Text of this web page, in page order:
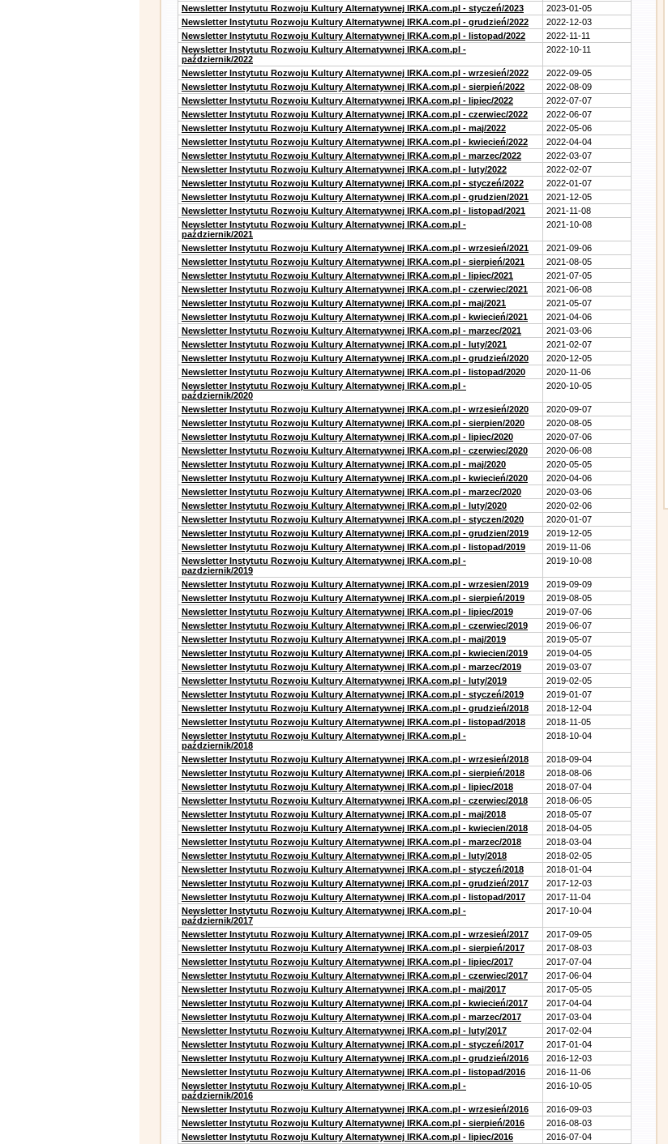
Newsletter Instytutu Rozwoju Kultury Alternatywnej IRKA.com.pl - styczeń/2023
2023-01-05
Newsletter Instytutu Rozwoju Kultury Alternatywnej IRKA.com.pl - grudzień/2022
2022-12-03
Newsletter Instytutu Rozwoju Kultury Alternatywnej IRKA.com.pl - listopad/2022
2022-11-11
Newsletter Instytutu Rozwoju Kultury Alternatywnej IRKA.com.pl -
październik/2022
2022-10-11
Newsletter Instytutu Rozwoju Kultury Alternatywnej IRKA.com.pl - wrzesień/2022
2022-09-05
Newsletter Instytutu Rozwoju Kultury Alternatywnej IRKA.com.pl - sierpień/2022
2022-08-09
Newsletter Instytutu Rozwoju Kultury Alternatywnej IRKA.com.pl - lipiec/2022
2022-07-07
Newsletter Instytutu Rozwoju Kultury Alternatywnej IRKA.com.pl - czerwiec/2022
2022-06-07
Newsletter Instytutu Rozwoju Kultury Alternatywnej IRKA.com.pl - maj/2022
2022-05-06
Newsletter Instytutu Rozwoju Kultury Alternatywnej IRKA.com.pl - kwiecień/2022
2022-04-04
Newsletter Instytutu Rozwoju Kultury Alternatywnej IRKA.com.pl - marzec/2022
2022-03-07
Newsletter Instytutu Rozwoju Kultury Alternatywnej IRKA.com.pl - luty/2022
2022-02-07
Newsletter Instytutu Rozwoju Kultury Alternatywnej IRKA.com.pl - styczeń/2022
2022-01-07
Newsletter Instytutu Rozwoju Kultury Alternatywnej IRKA.com.pl - grudzien/2021
2021-12-05
Newsletter Instytutu Rozwoju Kultury Alternatywnej IRKA.com.pl - listopad/2021
2021-11-08
Newsletter Instytutu Rozwoju Kultury Alternatywnej IRKA.com.pl -
październik/2021
2021-10-08
Newsletter Instytutu Rozwoju Kultury Alternatywnej IRKA.com.pl - wrzesień/2021
2021-09-06
Newsletter Instytutu Rozwoju Kultury Alternatywnej IRKA.com.pl - sierpień/2021
2021-08-05
Newsletter Instytutu Rozwoju Kultury Alternatywnej IRKA.com.pl - lipiec/2021
2021-07-05
Newsletter Instytutu Rozwoju Kultury Alternatywnej IRKA.com.pl - czerwiec/2021
2021-06-08
Newsletter Instytutu Rozwoju Kultury Alternatywnej IRKA.com.pl - maj/2021
2021-05-07
Newsletter Instytutu Rozwoju Kultury Alternatywnej IRKA.com.pl - kwiecień/2021
2021-04-06
Newsletter Instytutu Rozwoju Kultury Alternatywnej IRKA.com.pl - marzec/2021
2021-03-06
Newsletter Instytutu Rozwoju Kultury Alternatywnej IRKA.com.pl - luty/2021
2021-02-07
Newsletter Instytutu Rozwoju Kultury Alternatywnej IRKA.com.pl - grudzień/2020
2020-12-05
Newsletter Instytutu Rozwoju Kultury Alternatywnej IRKA.com.pl - listopad/2020
2020-11-06
Newsletter Instytutu Rozwoju Kultury Alternatywnej IRKA.com.pl -
październik/2020
2020-10-05
Newsletter Instytutu Rozwoju Kultury Alternatywnej IRKA.com.pl - wrzesień/2020
2020-09-07
Newsletter Instytutu Rozwoju Kultury Alternatywnej IRKA.com.pl - sierpien/2020
2020-08-05
Newsletter Instytutu Rozwoju Kultury Alternatywnej IRKA.com.pl - lipiec/2020
2020-07-06
Newsletter Instytutu Rozwoju Kultury Alternatywnej IRKA.com.pl - czerwiec/2020
2020-06-08
Newsletter Instytutu Rozwoju Kultury Alternatywnej IRKA.com.pl - maj/2020
2020-05-05
Newsletter Instytutu Rozwoju Kultury Alternatywnej IRKA.com.pl - kwiecień/2020
2020-04-06
Newsletter Instytutu Rozwoju Kultury Alternatywnej IRKA.com.pl - marzec/2020
2020-03-06
Newsletter Instytutu Rozwoju Kultury Alternatywnej IRKA.com.pl - luty/2020
2020-02-06
Newsletter Instytutu Rozwoju Kultury Alternatywnej IRKA.com.pl - styczen/2020
2020-01-07
Newsletter Instytutu Rozwoju Kultury Alternatywnej IRKA.com.pl - grudzien/2019
2019-12-05
Newsletter Instytutu Rozwoju Kultury Alternatywnej IRKA.com.pl - listopad/2019
2019-11-06
Newsletter Instytutu Rozwoju Kultury Alternatywnej IRKA.com.pl -
pazdziernik/2019
2019-10-08
Newsletter Instytutu Rozwoju Kultury Alternatywnej IRKA.com.pl - wrzesien/2019
2019-09-09
Newsletter Instytutu Rozwoju Kultury Alternatywnej IRKA.com.pl - sierpień/2019
2019-08-05
Newsletter Instytutu Rozwoju Kultury Alternatywnej IRKA.com.pl - lipiec/2019
2019-07-06
Newsletter Instytutu Rozwoju Kultury Alternatywnej IRKA.com.pl - czerwiec/2019
2019-06-07
Newsletter Instytutu Rozwoju Kultury Alternatywnej IRKA.com.pl - maj/2019
2019-05-07
Newsletter Instytutu Rozwoju Kultury Alternatywnej IRKA.com.pl - kwiecien/2019
2019-04-05
Newsletter Instytutu Rozwoju Kultury Alternatywnej IRKA.com.pl - marzec/2019
2019-03-07
Newsletter Instytutu Rozwoju Kultury Alternatywnej IRKA.com.pl - luty/2019
2019-02-05
Newsletter Instytutu Rozwoju Kultury Alternatywnej IRKA.com.pl - styczeń/2019
2019-01-07
Newsletter Instytutu Rozwoju Kultury Alternatywnej IRKA.com.pl - grudzień/2018
2018-12-04
Newsletter Instytutu Rozwoju Kultury Alternatywnej IRKA.com.pl - listopad/2018
2018-11-05
Newsletter Instytutu Rozwoju Kultury Alternatywnej IRKA.com.pl -
październik/2018
2018-10-04
Newsletter Instytutu Rozwoju Kultury Alternatywnej IRKA.com.pl - wrzesień/2018
2018-09-04
Newsletter Instytutu Rozwoju Kultury Alternatywnej IRKA.com.pl - sierpień/2018
2018-08-06
Newsletter Instytutu Rozwoju Kultury Alternatywnej IRKA.com.pl - lipiec/2018
2018-07-04
Newsletter Instytutu Rozwoju Kultury Alternatywnej IRKA.com.pl - czerwiec/2018
2018-06-05
Newsletter Instytutu Rozwoju Kultury Alternatywnej IRKA.com.pl - maj/2018
2018-05-07
Newsletter Instytutu Rozwoju Kultury Alternatywnej IRKA.com.pl - kwiecien/2018
2018-04-05
Newsletter Instytutu Rozwoju Kultury Alternatywnej IRKA.com.pl - marzec/2018
2018-03-04
Newsletter Instytutu Rozwoju Kultury Alternatywnej IRKA.com.pl - luty/2018
2018-02-05
Newsletter Instytutu Rozwoju Kultury Alternatywnej IRKA.com.pl - styczeń/2018
2018-01-04
Newsletter Instytutu Rozwoju Kultury Alternatywnej IRKA.com.pl - grudzień/2017
2017-12-03
Newsletter Instytutu Rozwoju Kultury Alternatywnej IRKA.com.pl - listopad/2017
2017-11-04
Newsletter Instytutu Rozwoju Kultury Alternatywnej IRKA.com.pl -
październik/2017
2017-10-04
Newsletter Instytutu Rozwoju Kultury Alternatywnej IRKA.com.pl - wrzesień/2017
2017-09-05
Newsletter Instytutu Rozwoju Kultury Alternatywnej IRKA.com.pl - sierpień/2017
2017-08-03
Newsletter Instytutu Rozwoju Kultury Alternatywnej IRKA.com.pl - lipiec/2017
2017-07-04
Newsletter Instytutu Rozwoju Kultury Alternatywnej IRKA.com.pl - czerwiec/2017
2017-06-04
Newsletter Instytutu Rozwoju Kultury Alternatywnej IRKA.com.pl - maj/2017
2017-05-05
Newsletter Instytutu Rozwoju Kultury Alternatywnej IRKA.com.pl - kwiecień/2017
2017-04-04
Newsletter Instytutu Rozwoju Kultury Alternatywnej IRKA.com.pl - marzec/2017
2017-03-04
Newsletter Instytutu Rozwoju Kultury Alternatywnej IRKA.com.pl - luty/2017
2017-02-04
Newsletter Instytutu Rozwoju Kultury Alternatywnej IRKA.com.pl - styczeń/2017
2017-01-04
Newsletter Instytutu Rozwoju Kultury Alternatywnej IRKA.com.pl - grudzień/2016
2016-12-03
Newsletter Instytutu Rozwoju Kultury Alternatywnej IRKA.com.pl - listopad/2016
2016-11-06
Newsletter Instytutu Rozwoju Kultury Alternatywnej IRKA.com.pl -
październik/2016
2016-10-05
Newsletter Instytutu Rozwoju Kultury Alternatywnej IRKA.com.pl - wrzesień/2016
2016-09-03
Newsletter Instytutu Rozwoju Kultury Alternatywnej IRKA.com.pl - sierpień/2016
2016-08-03
Newsletter Instytutu Rozwoju Kultury Alternatywnej IRKA.com.pl - lipiec/2016
2016-07-04